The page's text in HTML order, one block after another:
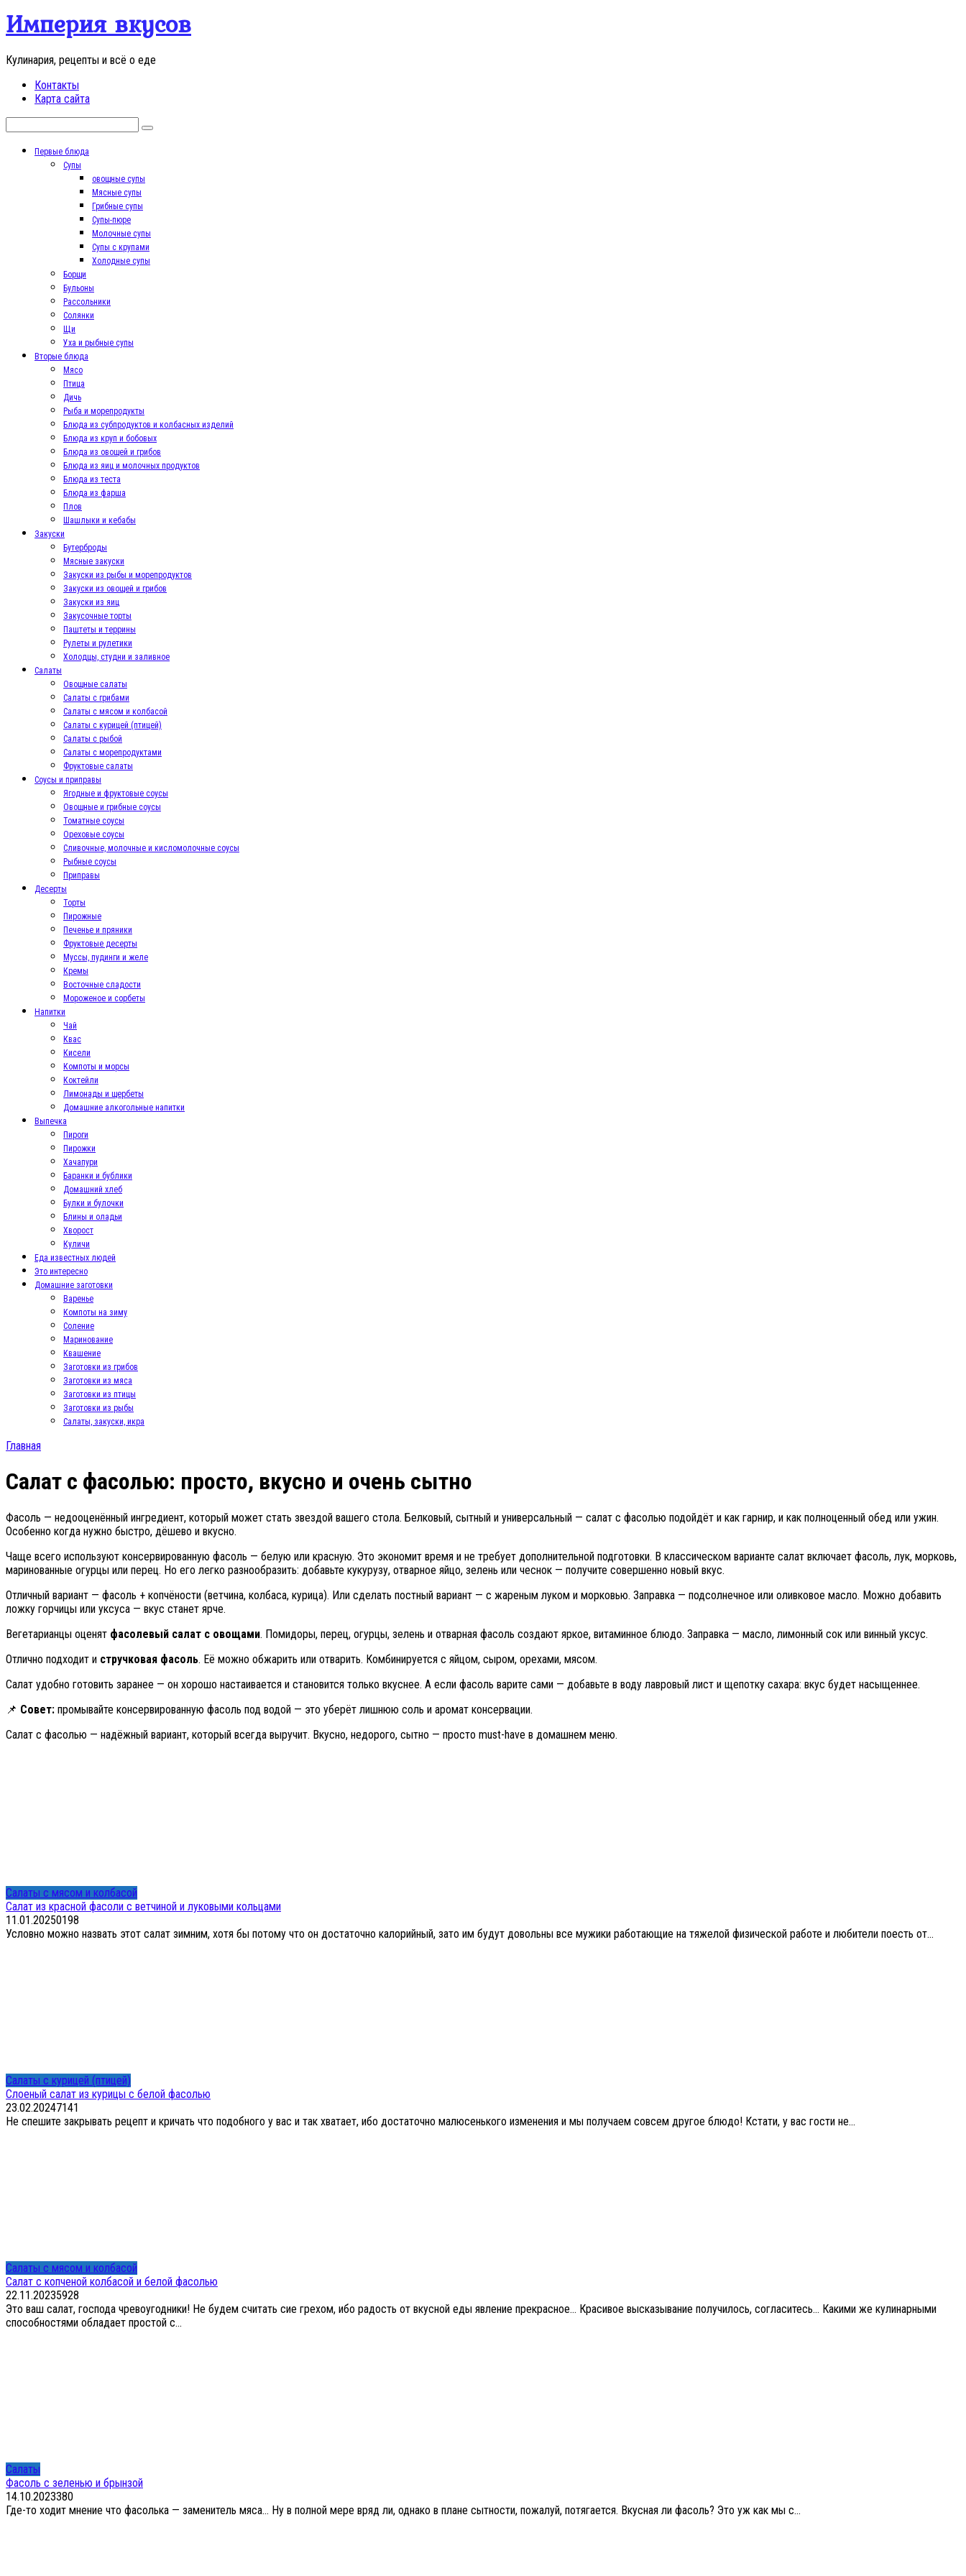
Перейти
контенту
Империя вкусов
Кулинария, рецепты и всё о еде
Контакты
Карта сайта
Первые блюда
Супы
овощные супы
Мясные супы
Грибные супы
Супы-пюре
Молочные супы
Супы с крупами
Холодные супы
Борщи
Бульоны
Рассольники
Солянки
Щи
Уха и рыбные супы
Вторые блюда
Мясо
Птица
Дичь
Рыба и морепродукты
Блюда из субпродуктов и колбасных изделий
Блюда из круп и бобовых
Блюда из овощей и грибов
Блюда из яиц и молочных продуктов
Блюда из теста
Блюда из фарша
Плов
Шашлыки и кебабы
Закуски
Бутерброды
Мясные закуски
Закуски из рыбы и морепродуктов
Закуски из овощей и грибов
Закуски из яиц
Закусочные торты
Паштеты и террины
Рулеты и рулетики
Холодцы, студни и заливное
Салаты
Овощные салаты
Салаты с грибами
Салаты с мясом и колбасой
Салаты с курицей (птицей)
Салаты с рыбой
Салаты с морепродуктами
Фруктовые салаты
Соусы и приправы
Ягодные и фруктовые соусы
Овощные и грибные соусы
Томатные соусы
Ореховые соусы
Сливочные, молочные и кисломолочные соусы
Рыбные соусы
Приправы
Десерты
Торты
Пирожные
Печенье и пряники
Фруктовые десерты
Муссы, пудинги и желе
Кремы
Восточные сладости
Мороженое и сорбеты
Напитки
Чай
Квас
Кисели
Компоты и морсы
Коктейли
Лимонады и щербеты
Домашние алкогольные напитки
Выпечка
Пироги
Пирожки
Хачапури
Баранки и бублики
Домашний хлеб
Булки и булочки
Блины и оладьи
Хворост
Куличи
Еда известных людей
Это интересно
Домашние заготовки
Варенье
Компоты на зиму
Соление
Маринование
Квашение
Заготовки из грибов
Заготовки из мяса
Заготовки из птицы
Заготовки из рыбы
Салаты, закуски, икра
Главная
Салат с фасолью: просто, вкусно и очень сытно
Фасоль — недооценённый ингредиент, который может стать звездой вашего стола. Белковый, сытный и универсальный — салат с фасолью подойдёт и как гарнир, и как полноценный обед или ужин.
Особенно когда нужно быстро, дёшево и вкусно.
Чаще всего используют консервированную фасоль — белую или красную. Это экономит время и не требует дополнительной подготовки. В классическом варианте салат включает фасоль, лук, морковь,
маринованные огурцы или перец. Но его легко разнообразить: добавьте кукурузу, отварное яйцо, зелень или чеснок — получите совершенно новый вкус.
Отличный вариант — фасоль + копчёности (ветчина, колбаса, курица). Или сделать постный вариант — с жареным луком и морковью. Заправка — подсолнечное или оливковое масло. Можно добавить
ложку горчицы или уксуса — вкус станет ярче.
Вегетарианцы оценят фасолевый салат с овощами. Помидоры, перец, огурцы, зелень и отварная фасоль создают яркое, витаминное блюдо. Заправка — масло, лимонный сок или винный уксус.
Отлично подходит и стручковая фасоль. Её можно обжарить или отварить. Комбинируется с яйцом, сыром, орехами, мясом.
Салат удобно готовить заранее — он хорошо настаивается и становится только вкуснее. А если фасоль варите сами — добавьте в воду лавровый лист и щепотку сахара: вкус будет насыщеннее.
📌 Совет: промывайте консервированную фасоль под водой — это уберёт лишнюю соль и аромат консервации.
Салат с фасолью — надёжный вариант, который всегда выручит. Вкусно, недорого, сытно — просто must-have в домашнем меню.
Салаты с мясом и колбасой
Салат из красной фасоли с ветчиной и луковыми кольцами
11.01.20250198
Условно можно назвать этот салат зимним, хотя бы потому что он достаточно калорийный, зато им будут довольны все мужики работающие на тяжелой физической работе и любители поесть от...
Салаты с курицей (птицей)
Слоеный салат из курицы с белой фасолью
23.02.20247141
Не спешите закрывать рецепт и кричать что подобного у вас и так хватает, ибо достаточно малюсенького изменения и мы получаем совсем другое блюдо! Кстати, у вас гости не...
Салаты с мясом и колбасой
Салат с копченой колбасой и белой фасолью
22.11.20235928
Это ваш салат, господа чревоугодники! Не будем считать сие грехом, ибо радость от вкусной еды явление прекрасное… Красивое высказывание получилось, согласитесь… Какими же кулинарными
способностями обладает простой с...
Салаты
Фасоль с зеленью и брынзой
14.10.2023380
Где-то ходит мнение что фасолька — заменитель мяса… Ну в полной мере вряд ли, однако в плане сытности, пожалуй, потягается. Вкусная ли фасоль? Это уж как мы с...